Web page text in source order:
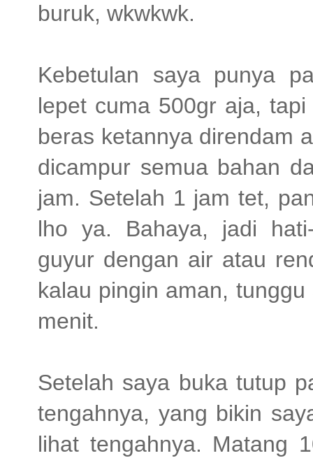
buruk, wkwkwk.
Kebetulan saya punya
lepet cuma 500gr aja,
beras ketannya direndam
dicampur semua bahan
jam. Setelah 1 jam tet,
lho ya. Bahaya, jadi
guyur dengan air atau
kalau pingin aman,
menit.
Setelah saya buka tutup
tengahnya, yang bikin
lihat tengahnya. Matang